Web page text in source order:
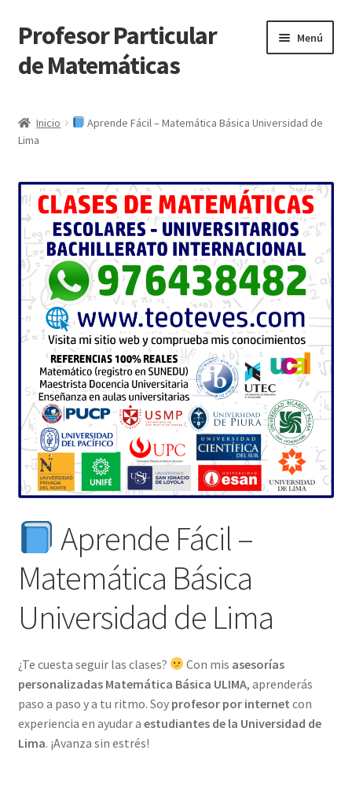
Ir
a
la
Ir
al
contenido
Profesor Particular
de Matemáticas
Menú
Tienda de Matemáticas 100% GRATIS
Inicio
Aprende Fácil – Matemática Básica Universidad de
Lima
Aprende Fácil –
Matemática Básica
Universidad de Lima
¿Te cuesta seguir las clases? Con mis asesorías
personalizadas Matemática Básica ULIMA, aprenderás
paso a paso y a tu ritmo. Soy profesor por internet con
experiencia en ayudar a estudiantes de la Universidad de
Lima. ¡Avanza sin estrés!